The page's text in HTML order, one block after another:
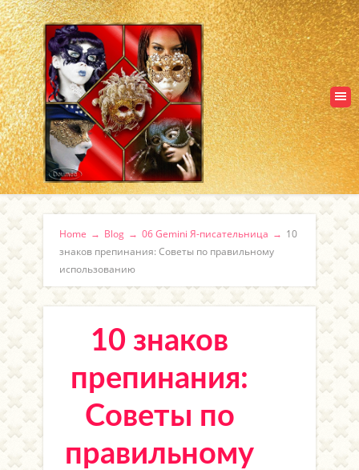
Home → Blog → 06 Gemini Я-писательница → 10
знаков препинания: Советы по правильному
использованию
10 знаков
препинания:
Советы по
правильному